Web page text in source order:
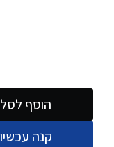
הוסף לסל
קנה עכשיו